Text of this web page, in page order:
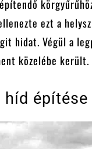
ezt a
hidat. Végül a
közelébe került.
építése